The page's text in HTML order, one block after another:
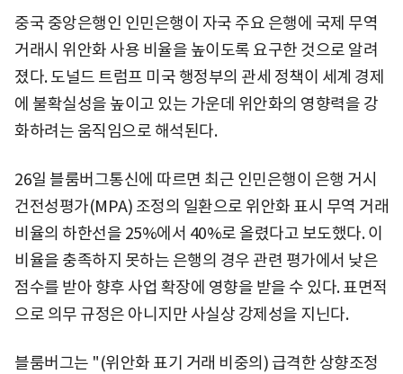
중국 중앙은행인 인민은행이 자국 주요 은행에 국제 무역
거래시 위안화 사용 비율을 높이도록 요구한 것으로 알려
졌다. 도널드 트럼프 미국 행정부의 관세 정책이 세계 경제
에 불확실성을 높이고 있는 가운데 위안화의 영향력을 강
화하려는 움직임으로 해석된다.
26일 블룸버그통신에 따르면 최근 인민은행이 은행 거시
건전성평가(MPA) 조정의 일환으로 위안화 표시 무역 거래
비율의 하한선을 25%에서 40%로 올렸다고 보도했다. 이
비율을 충족하지 못하는 은행의 경우 관련 평가에서 낮은
점수를 받아 향후 사업 확장에 영향을 받을 수 있다. 표면적
으로 의무 규정은 아니지만 사실상 강제성을 지닌다.
블룸버그는 "(위안화 표기 거래 비중의) 급격한 상향조정